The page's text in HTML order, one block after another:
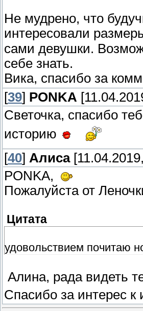
Не мудрено, что
интересовали
сами девушки.
себе знать.
Вика, спасибо за
[39] PONKA
Светочка, спасибо
историю
[40] Алиса
PONKA,
Пожалуйста от
Цитата
удовольствием почитаю
Алина, рада видеть
Спасибо за интерес к